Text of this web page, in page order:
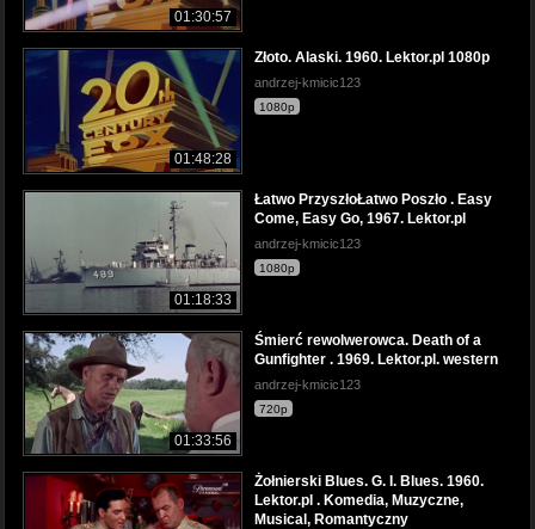
01:30:57
01:48:28
Złoto. Alaski. 1960. Lektor.pl 1080p
andrzej-kmicic123
1080p
01:18:33
Łatwo PrzyszłoŁatwo Poszło . Easy
Come, Easy Go, 1967. Lektor.pl
andrzej-kmicic123
1080p
01:33:56
Śmierć rewolwerowca. Death of a
Gunfighter . 1969. Lektor.pl. western
andrzej-kmicic123
720p
Żołnierski Blues. G. I. Blues. 1960.
Lektor.pl . Komedia, Muzyczne,
Musical, Romantyczny